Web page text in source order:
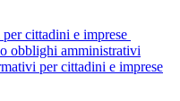
cittadini e imprese
obblighi amministrativi
per cittadini e imprese